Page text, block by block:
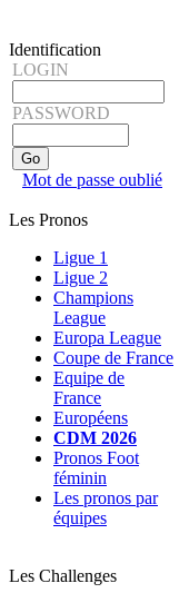
Identification
LOGIN
PASSWORD
Mot de passe oublié
Les Pronos
Ligue 1
Ligue 2
Champions
League
Europa League
Coupe de France
Equipe de
France
Européens
CDM 2026
Pronos Foot
féminin
Les pronos par
équipes
Les Challenges